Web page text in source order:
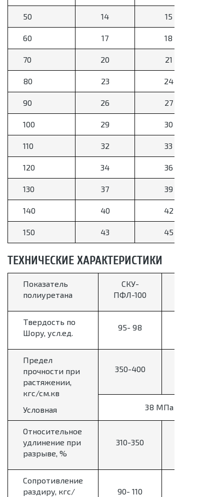
50 14 15
60 17 18
70 20 21
80 23 24
90 26 27
100 29 30
110 32 33
120 34 36
130 37 39
140 40 42
150 43 45
ТЕХНИЧЕСКИЕ ХАРАКТЕРИСТИКИ
Показатель
полиуретана
СКУ-
ПФЛ-100
Твердость по
Шору, усл.ед.
95- 98
Предел
прочности при
растяжении,
кгс/см.кв
Условная
350-400
38 МПа
Относительное
удлинение при
разрыве, %
310-350
Сопротивление
раздиру, кгс/
90- 110